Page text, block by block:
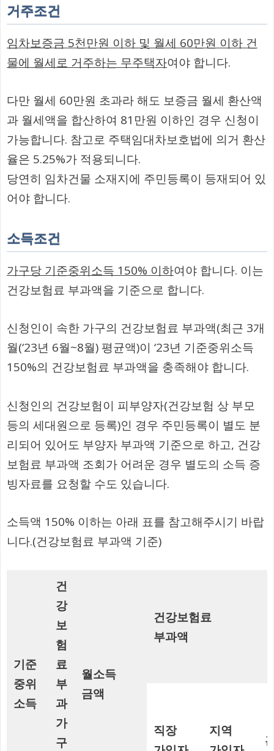
거주조건
임차보증금 5천만원 이하 및 월세 60만원 이하 건
물에 월세로 거주하는 무주택자여야 합니다.
다만 월세 60만원 초과라 해도 보증금 월세 환산액
과 월세액을 합산하여 81만원 이하인 경우 신청이
가능합니다. 참고로 주택임대차보호법에 의거 환산
율은 5.25%가 적용되니다.
당연히 임차건물 소재지에 주민등록이 등재되어 있
어야 합니다.
소득조건
가구당 기준중위소득 150% 이하여야 합니다. 이는
건강보험료 부과액을 기준으로 합니다.
신청인이 속한 가구의 건강보험료 부과액(최근 3개
월(‘23년 6월~8월) 평균액)이 ‘23년 기준중위소득
150%의 건강보험료 부과액을 충족해야 합니다.
신청인의 건강보험이 피부양자(건강보험 상 부모
등의 세대원으로 등록)인 경우 주민등록이 별도 분
리되어 있어도 부양자 부과액 기준으로 하고, 건강
보험료 부과액 조회가 어려운 경우 별도의 소득 증
빙자료를 요청할 수도 있습니다.
소득액 150% 이하는 아래 표를 참고해주시기 바랍
니다.(건강보험료 부과액 기준)
기준
중위
소득
건
강
보
험
료
부
과
가
구
월소득
금액
건강보험료
부과액
직장
지역